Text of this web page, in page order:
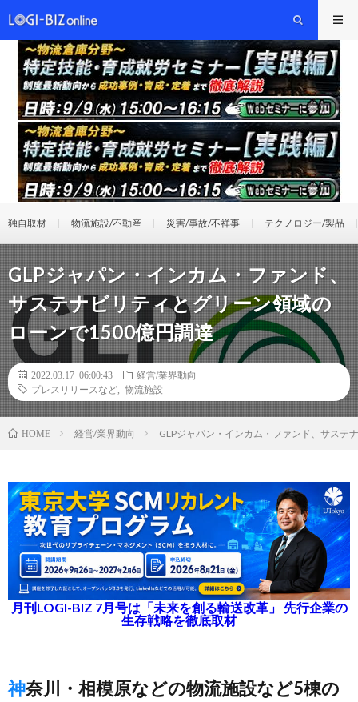
独自取材 物流施設/不動産 災害/事故/不祥事 テクノロジー/製品
GLPジャパン・インカム・ファンド、
サステナビリティとグリーン領域の
ローンで1500億円調達
2022.03.17 06:00:43
経営/業界動向
プレスリリースなど
物流施設
HOME 経営/業界動向 GLPジャパン・インカム・ファンド、サステ
月刊LOGI-BIZ 7月号は「未来を創る輸送改革」 先行企業の
生存戦略を徹底取材
神奈川・相模原などの物流施設など5棟の